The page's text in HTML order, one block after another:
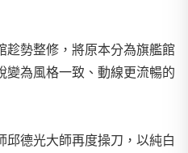
趁勢整修，將原本分為旗艦館
變為風格一致、動線更流暢的
邱德光大師再度操刀，以純白